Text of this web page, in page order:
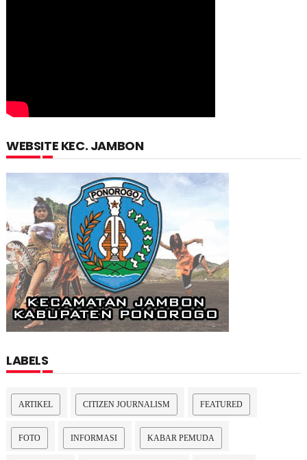
WEBSITE KEC. JAMBON
LABELS
ARTIKEL CITIZEN JOURNALISM FEATURED
FOTO INFORMASI KABAR PEMUDA